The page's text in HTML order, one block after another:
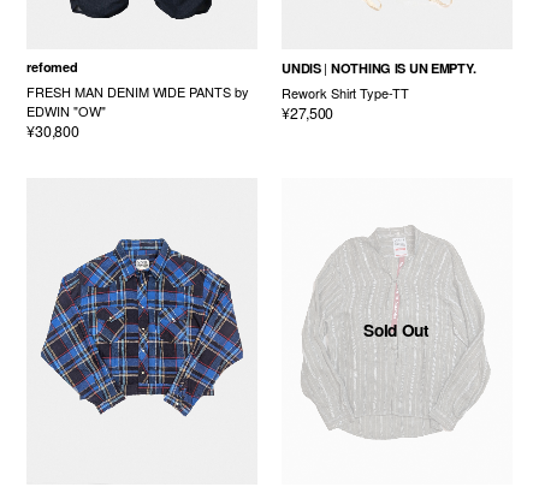
refomed
FRESH MAN DENIM WIDE PANTS by
EDWIN "OW"
¥30,800
UNDIS NOTHING IS UN EMPTY.
Rework Shirt Type-TT
¥27,500
Sold Out